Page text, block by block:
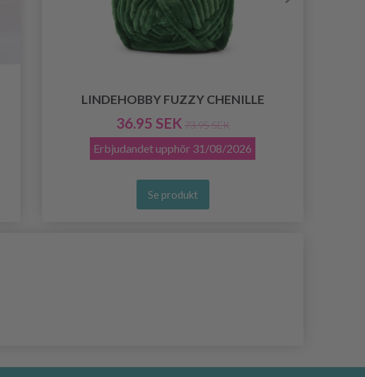
LINDEHOBBY FUZZY CHENILLE
36.95 SEK 73.95 SEK
Erbjudandet upphör 31/08/2026
Se produkt